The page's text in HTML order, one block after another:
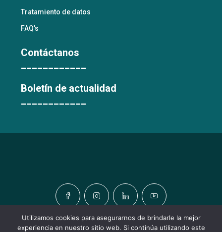
Tratamiento de datos
FAQ’s
Contáctanos
____________
Boletín de actualidad
____________
© TODOS LOS DERECHOS RESERVADOS © URBATIC HOMES
Utilizamos cookies para asegurarnos de brindarle la mejor
experiencia en nuestro sitio web. Si continúa utilizando este